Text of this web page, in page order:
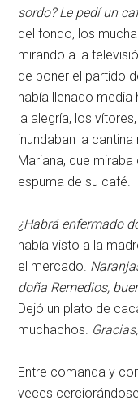
sordo? Le pedí un
del fondo, los
mirando a la
de poner el partido
había llenado
la alegría, los
inundaban la
Mariana, que
espuma de su café.
¿Habrá enfermado
había visto a la
el mercado.
doña Remedios,
Dejó un plato de
muchachos.
Entre comanda y
veces